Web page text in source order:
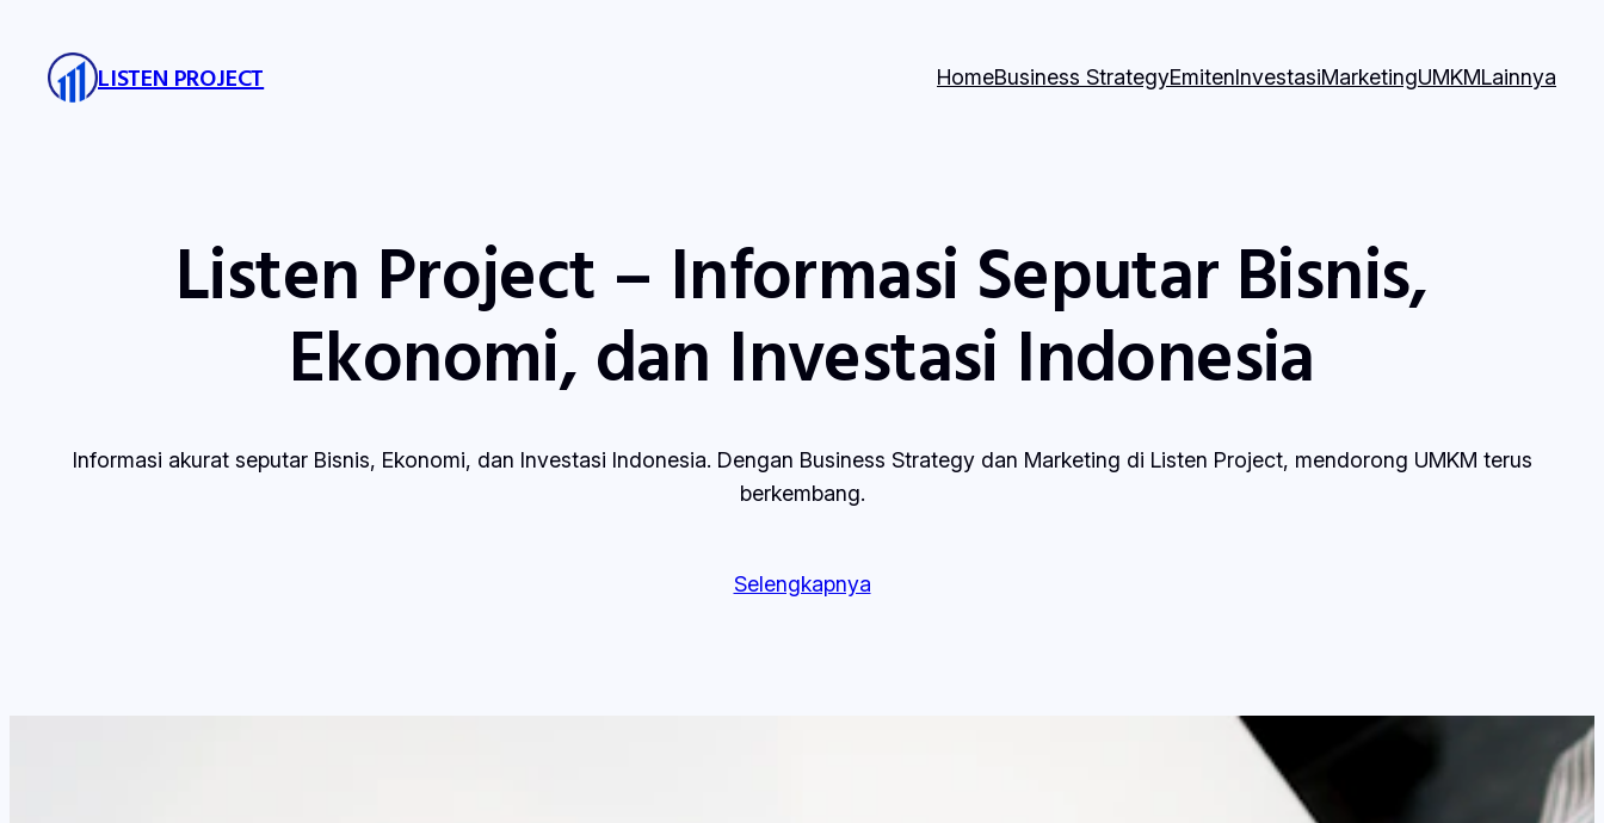
content
LISTEN PROJECT HomeBusiness StrategyEmitenInvestasiMarketingUMKMLainnya
Listen Project – Informasi Seputar Bisnis,
Ekonomi, dan Investasi Indonesia
Informasi akurat seputar Bisnis, Ekonomi, dan Investasi Indonesia. Dengan Business Strategy dan Marketing di Listen Project, mendorong UMKM terus
berkembang.
Selengkapnya